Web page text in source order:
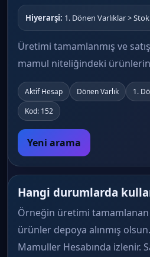
Hiyerarşi: 1. Dönen Varlıklar >
Üretimi tamamlanmış ve
mamul niteliğindeki ürünlerin
Aktif Hesap Dönen Varlık 1.
Kod: 152
Yeni arama
Hangi durumlarda
Örneğin üretimi tamamlanan
ürünler depoya alınmış
Mamuller Hesabında izlenir.